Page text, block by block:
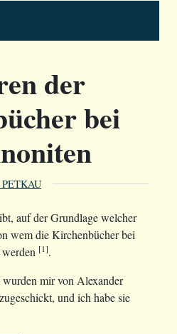
der
bei
auf der Grundlage welcher
wem die Kirchenbücher bei
[1].
mir von Alexander
und ich habe sie